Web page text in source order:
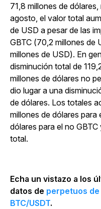
71,8 millones de
agosto, el valor total
de USD a pesar de las
GBTC (70,2 millones de
millones de USD). En
disminución total de
millones de dólares no
dio lugar a una
de dólares. Los totales
millones de dólares para
dólares para el no
total.
Echa un vistazo a los
datos de perpetuos de
BTC/USDT.